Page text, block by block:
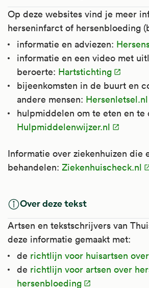
Op deze websites vind je meer
herseninfarct of hersenbloeding
informatie en adviezen:
informatie en een video met
beroerte: Hartstichting
bijeenkomsten in de buurt en
andere mensen: Hersenletsel.nl
hulpmiddelen om te eten en te
Hulpmiddelenwijzer.nl
Informatie over ziekenhuizen die
behandelen: Ziekenhuischeck.nl
Over deze tekst
Artsen en tekstschrijvers van
deze informatie gemaakt met:
de richtlijn voor huisartsen
de richtlijn voor artsen over
hersenbloeding